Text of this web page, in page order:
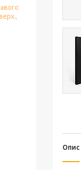
Опис